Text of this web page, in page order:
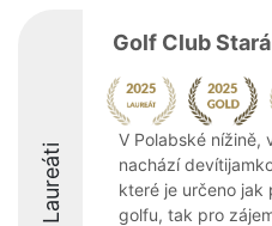
Laureáti
Golf Club
V Polabské nížině,
nachází
které je určeno jak
golfu, tak pro